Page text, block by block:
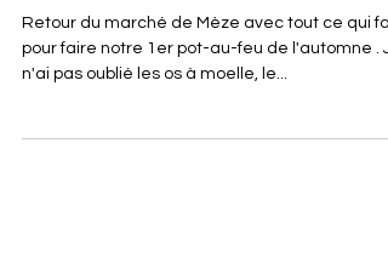
1er pot-au-feu de l'automne
Retour du marché de Mèze avec tout ce qui
pour faire notre 1er pot-au-feu de l'automne .